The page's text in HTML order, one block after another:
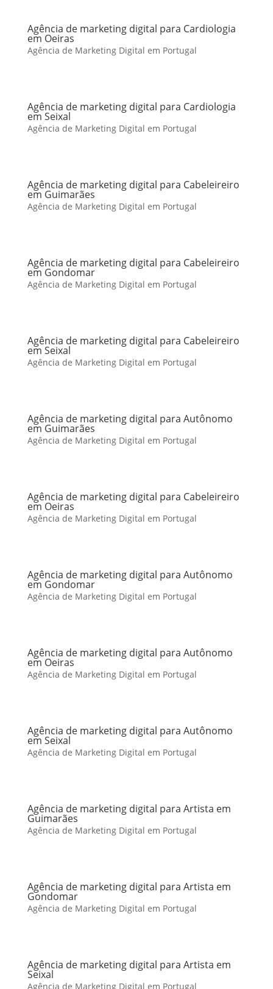
Agência de marketing digital para Cardiologia
em Oeiras
Agência de Marketing Digital em Portugal
Agência de marketing digital para Cardiologia
em Seixal
Agência de Marketing Digital em Portugal
Agência de marketing digital para Cabeleireiro
em Guimarães
Agência de Marketing Digital em Portugal
Agência de marketing digital para Cabeleireiro
em Gondomar
Agência de Marketing Digital em Portugal
Agência de marketing digital para Cabeleireiro
em Seixal
Agência de Marketing Digital em Portugal
Agência de marketing digital para Autônomo
em Guimarães
Agência de Marketing Digital em Portugal
Agência de marketing digital para Cabeleireiro
em Oeiras
Agência de Marketing Digital em Portugal
Agência de marketing digital para Autônomo
em Gondomar
Agência de Marketing Digital em Portugal
Agência de marketing digital para Autônomo
em Oeiras
Agência de Marketing Digital em Portugal
Agência de marketing digital para Autônomo
em Seixal
Agência de Marketing Digital em Portugal
Agência de marketing digital para Artista em
Guimarães
Agência de Marketing Digital em Portugal
Agência de marketing digital para Artista em
Gondomar
Agência de Marketing Digital em Portugal
Agência de marketing digital para Artista em
Seixal
Agência de Marketing Digital em Portugal